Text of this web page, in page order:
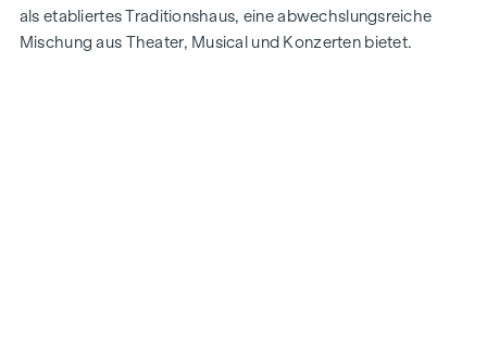
als etabliertes Traditionshaus, eine abwechslungsreiche
Mischung aus Theater, Musical und Konzerten bietet.